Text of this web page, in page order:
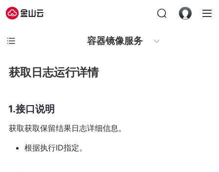
容器镜像服务
获取日志运行详情
接口说明
获取获取保留结果日志详细信息。
根据执行ID指定。